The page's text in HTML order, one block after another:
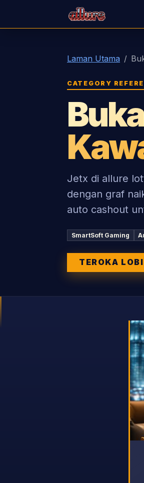
allure lotto
Laman Utama
CATEGORY
Jetx di allure
dengan graf
auto cashout
SmartSoft Gaming
TEROKA LOBI